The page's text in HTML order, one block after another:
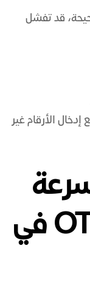
قد تفشل
الأرقام غير
وصول رسائل OTP في